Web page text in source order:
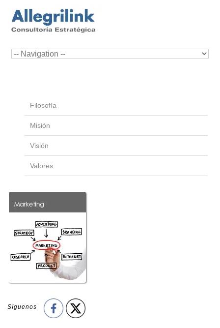
Filosofía
Misión
Visión
Valores
Síguenos